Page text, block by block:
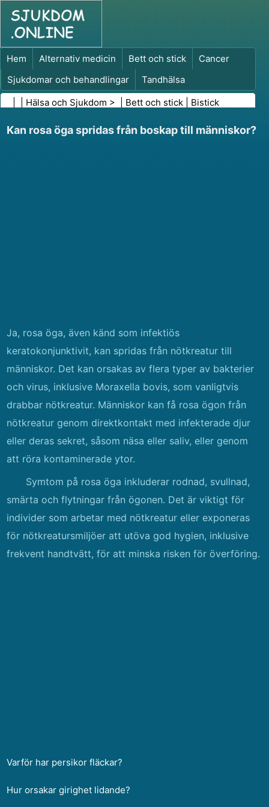
Hem Alternativ medicin Bett och stick
Cancer
Sjukdomar och behandlingar
Tandhälsa
Kost och näring
Familjehälsa
Hälsa och Sjukdom > | Bett och stick Bistick
Kan rosa öga spridas från boskap till människor?
Ja, rosa öga, även känd som infektiös
keratokonjunktivit, kan spridas från nötkreatur till
människor. Det kan orsakas av flera typer av bakterier
och virus, inklusive Moraxella bovis, som vanligtvis
drabbar nötkreatur. Människor kan få rosa ögon från
nötkreatur genom direktkontakt med infekterade djur
eller deras sekret, såsom näsa eller saliv, eller genom
att röra kontaminerade ytor.
Symtom på rosa öga inkluderar rodnad, svullnad,
smärta och flytningar från ögonen. Det är viktigt för
individer som arbetar med nötkreatur eller exponeras
för nötkreatursmiljöer att utöva god hygien, inklusive
frekvent handtvätt, för att minska risken för överföring.
Varför har persikor fläckar?
Hur orsakar girighet lidande?